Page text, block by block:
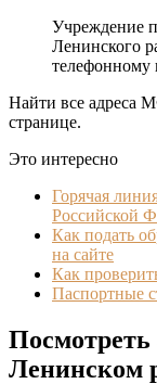
Учреждение
Ленинского
телефонному
Найти все адреса
странице.
Это интересно
Горячая
Российской
Как подать
на сайте
Как
Паспортные
Посмотреть
Ленинском